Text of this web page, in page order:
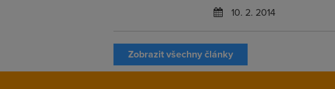
10. 2. 2014
Zobrazit všechny články